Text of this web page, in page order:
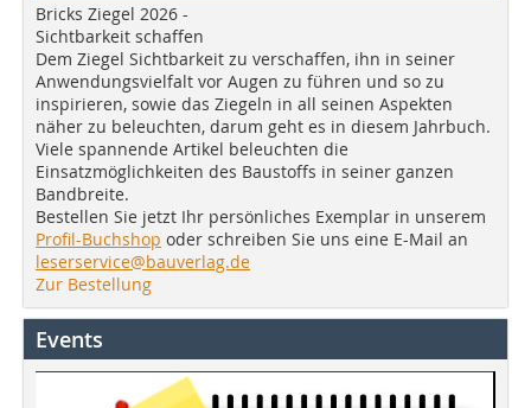
Bricks Ziegel 2026 -
Sichtbarkeit schaffen
Dem Ziegel Sichtbarkeit zu verschaffen, ihn in seiner
Anwendungsvielfalt vor Augen zu führen und so zu
inspirieren, sowie das Ziegeln in all seinen Aspekten
näher zu beleuchten, darum geht es in diesem Jahrbuch.
Viele spannende Artikel beleuchten die
Einsatzmöglichkeiten des Baustoffs in seiner ganzen
Bandbreite.
Bestellen Sie jetzt Ihr persönliches Exemplar in unserem
Profil-Buchshop oder schreiben Sie uns eine E-Mail an
leserservice@bauverlag.de
Zur Bestellung
Events